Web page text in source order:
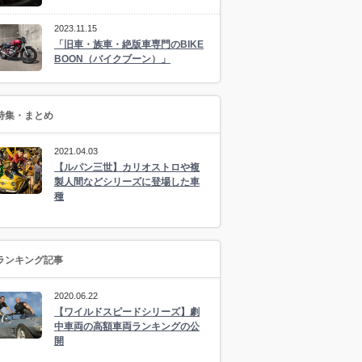
2023.11.15
「旧車・族車・絶版車専門のBIKE
BOON（バイクブーン）」
集・まとめ
2021.04.03
【ルパン三世】カリオストロや複
製人間などシリーズに登場した車
種
ンキング記事
2020.06.22
【ワイルドスピードシリーズ】劇
中車両の高額車両ランキングの公
開